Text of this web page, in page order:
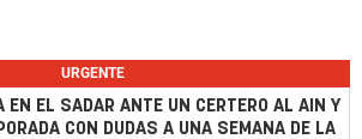
URGENTE
EN EL SADAR ANTE UN CERTERO AL AIN Y
CON DUDAS A UNA SEMANA DE LA